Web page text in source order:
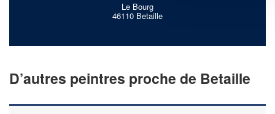
Le Bourg
46110 Betaille
D’autres peintres proche de Betaille